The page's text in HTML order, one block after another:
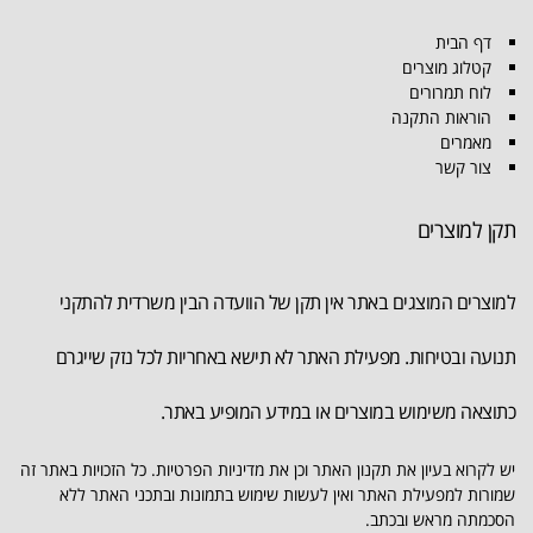
דף הבית
קטלוג מוצרים
לוח תמרורים
הוראות התקנה
מאמרים
צור קשר
תקן למוצרים
למוצרים המוצגים באתר אין תקן של הוועדה הבין משרדית להתקני
תנועה ובטיחות. מפעילת האתר לא תישא באחריות לכל נזק שייגרם
כתוצאה משימוש במוצרים או במידע המופיע באתר.
יש לקרוא בעיון את תקנון האתר וכן את מדיניות הפרטיות. כל הזכויות באתר זה
שמורות למפעילת האתר ואין לעשות שימוש בתמונות ובתכני האתר ללא
הסכמתה מראש ובכתב.